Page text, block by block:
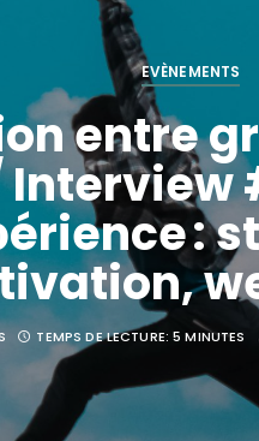
EVÈNEMENTS
entre
:
TEMPS DE LECTURE:5 MINUTES